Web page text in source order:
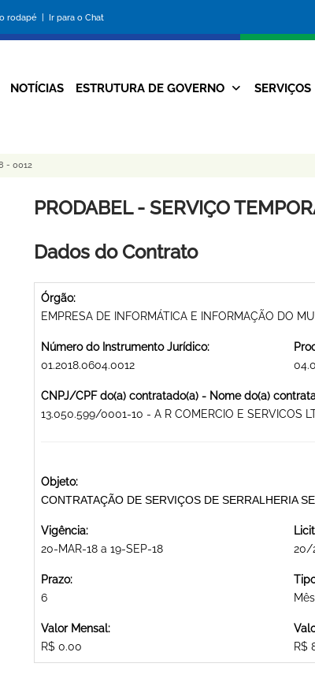
rodapé | Ir para o Chat
da
Prefeitura
Navegação
NOTÍCIAS ESTRUTURA DE GOVERNO SERVIÇOS
- 0012
PRODABEL - SERVIÇO
Dados do Contrato
Órgão:
EMPRESA DE INFORMÁTICA E INFORMAÇÃO DO
Número do Instrumento Jurídico:
01.2018.0604.0012
CNPJ/CPF do(a) contratado(a) - Nome do(a)
13.050.599/0001-10 - A R COMERCIO E SERVICOS
Objeto:
CONTRATAÇÃO DE SERVIÇOS DE SERRALHERIA
Vigência:
20-MAR-18 a 19-SEP-18
20/
Prazo:
6
Mês
Valor Mensal:
R$ 0.00
R$